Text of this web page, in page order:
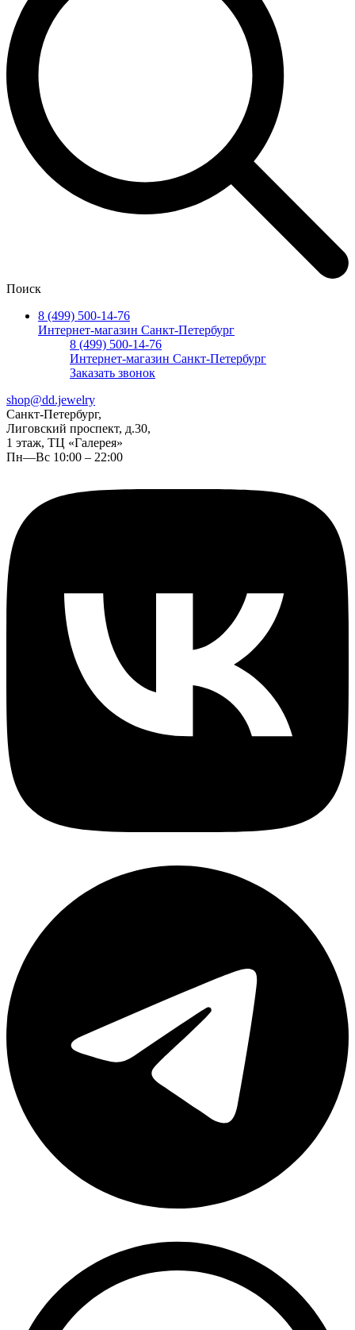
Поиск
8 (499) 500-14-76
Интернет-магазин Санкт-Петербург
8 (499) 500-14-76
Интернет-магазин Санкт-Петербург
Заказать звонок
shop@dd.jewelry
Санкт-Петербург,
Лиговский проспект, д.30,
1 этаж, ТЦ «Галерея»
Пн—Вс 10:00 – 22:00